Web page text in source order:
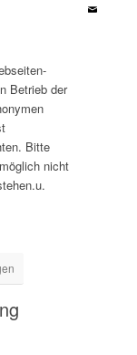
Betrieb der
Bitte
nicht